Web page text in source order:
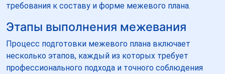
требования к составу и форме межевого плана.
Этапы выполнения межевания
Процесс подготовки межевого плана включает
несколько этапов, каждый из которых требует
профессионального подхода и точного соблюдения